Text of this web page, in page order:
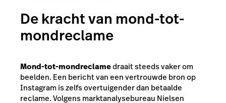
De kracht van mond-tot-
mondreclame
Mond-tot-mondreclamedraait steeds vaker om
beelden. Een bericht van een vertrouwde bron op
Instagram is zelfs overtuigender dan betaalde
reclame. Volgens marktanalysebureau Nielsen